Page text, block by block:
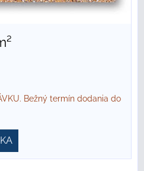
Bežný termín dodania do